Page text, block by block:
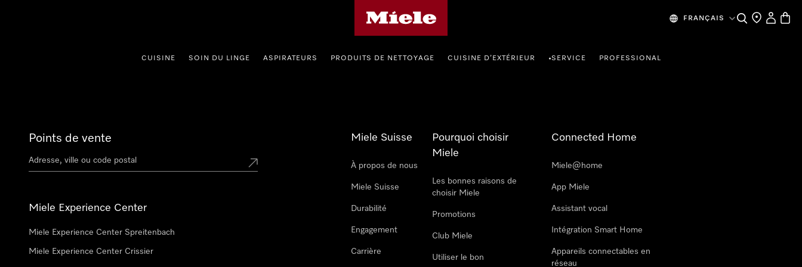
FRANÇAIS SearchFind a store
My
CUISINE SOIN DU LINGE ASPIRATEURS PRODUITS DE NETTOYAGE CUISINE D’EXTÉRIEUR •SERVICE PROFESSIONAL
Points de vente
Miele Experience Center
Miele Experience Center Spreitenbach
Miele Experience Center Crissier
Miele Suisse
À propos de nous
Miele Suisse
Durabilité
Engagement
Carrière
Pourquoi choisir
Miele
Les bonnes raisons de
choisir Miele
Promotions
Club Miele
Utiliser le bon
Connected Home
Miele@home
App Miele
Assistant vocal
Intégration Smart Home
Appareils connectables en
réseau